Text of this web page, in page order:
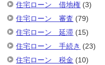
住宅ローン 借地権 (3)
住宅ローン 審査 (79)
住宅ローン 延滞 (15)
住宅ローン 手続き (23)
住宅ローン 税金 (10)